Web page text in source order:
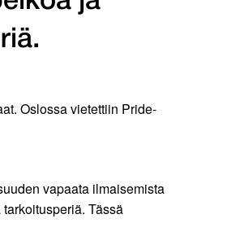
Oslossa vietettiin Pride-
vapaata ilmaisemista
Tässä